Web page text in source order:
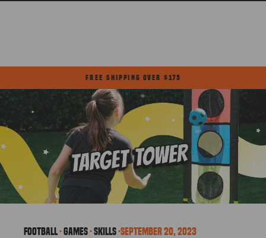
Pause
Diashow
FREE SHIPPING OVER $175
football·Games·skills·September 20, 2023